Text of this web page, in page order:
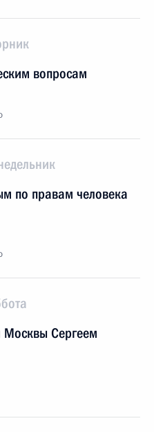
вопросам
по правам человека
Москвы Сергеем